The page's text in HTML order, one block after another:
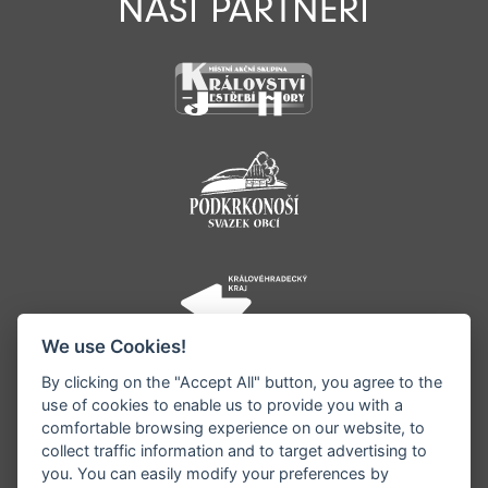
We use Cookies!
By clicking on the "Accept All" button, you agree to the
use of cookies to enable us to provide you with a
comfortable browsing experience on our website, to
collect traffic information and to target advertising to
you. You can easily modify your preferences by